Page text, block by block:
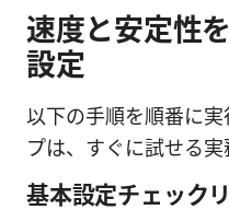
速度と安定性
設定
以下の手順を順番に
プは、すぐに試せる実
基本設定チェック